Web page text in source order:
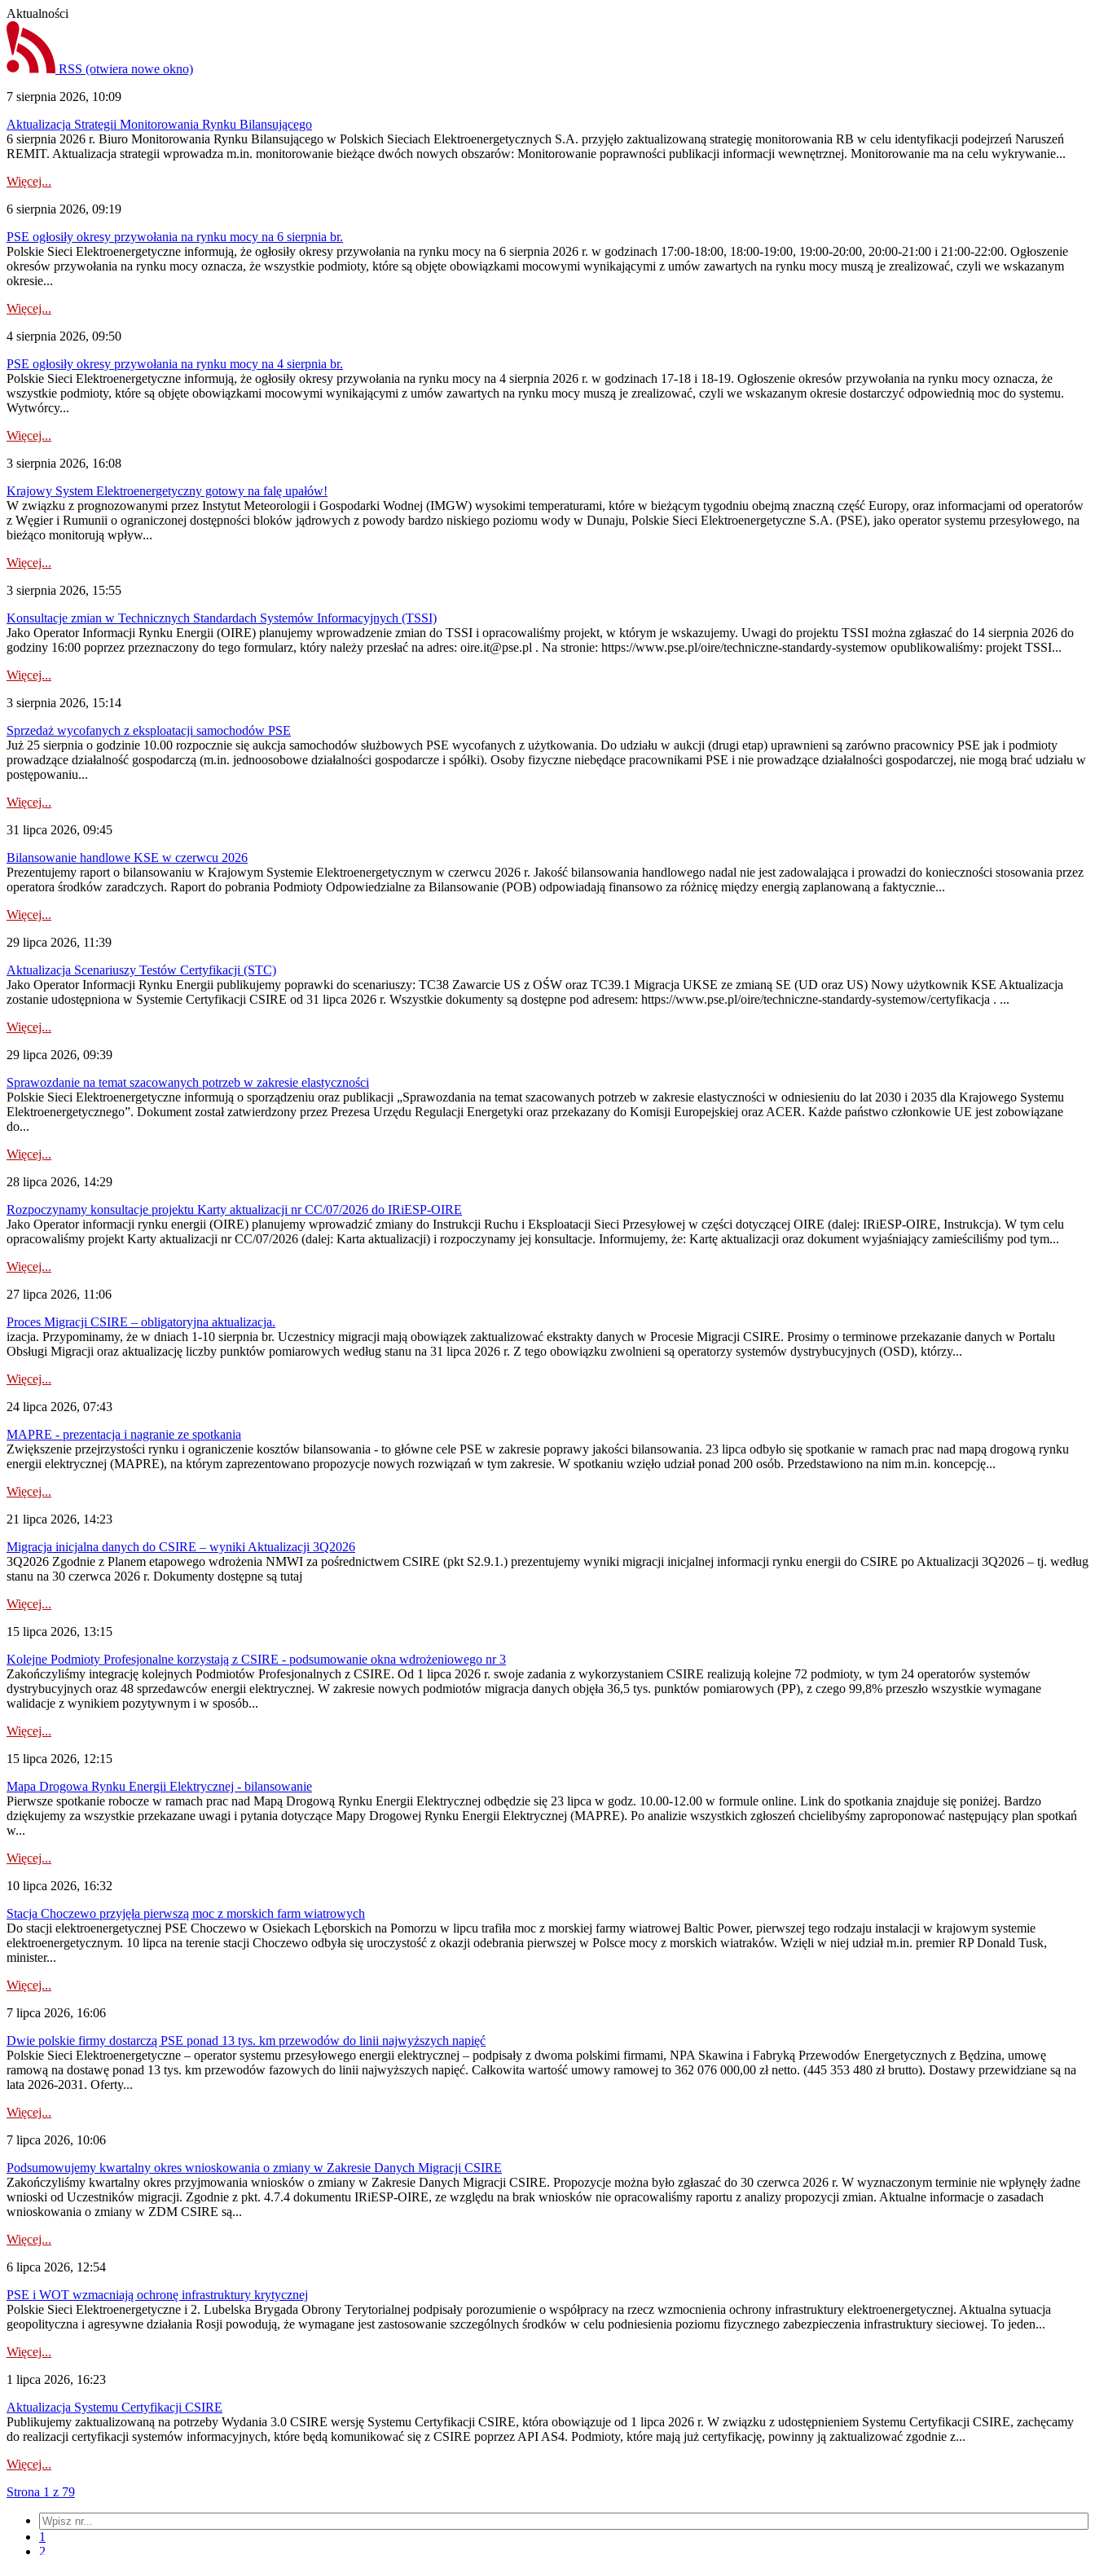
Aktualności
RSS (otwiera nowe okno)
7 sierpnia 2026, 10:09
Aktualizacja Strategii Monitorowania Rynku Bilansującego
6 sierpnia 2026 r. Biuro Monitorowania Rynku Bilansującego w Polskich Sieciach Elektroenergetycznych S.A. przyjęło zaktualizowaną strategię monitorowania RB w celu identyfikacji podejrzeń Naruszeń
REMIT. Aktualizacja strategii wprowadza m.in. monitorowanie bieżące dwóch nowych obszarów: Monitorowanie poprawności publikacji informacji wewnętrznej. Monitorowanie ma na celu wykrywanie...
Więcej...
6 sierpnia 2026, 09:19
PSE ogłosiły okresy przywołania na rynku mocy na 6 sierpnia br.
Polskie Sieci Elektroenergetyczne informują, że ogłosiły okresy przywołania na rynku mocy na 6 sierpnia 2026 r. w godzinach 17:00-18:00, 18:00-19:00, 19:00-20:00, 20:00-21:00 i 21:00-22:00. Ogłoszenie
okresów przywołania na rynku mocy oznacza, że wszystkie podmioty, które są objęte obowiązkami mocowymi wynikającymi z umów zawartych na rynku mocy muszą je zrealizować, czyli we wskazanym
okresie...
Więcej...
4 sierpnia 2026, 09:50
PSE ogłosiły okresy przywołania na rynku mocy na 4 sierpnia br.
Polskie Sieci Elektroenergetyczne informują, że ogłosiły okresy przywołania na rynku mocy na 4 sierpnia 2026 r. w godzinach 17-18 i 18-19. Ogłoszenie okresów przywołania na rynku mocy oznacza, że
wszystkie podmioty, które są objęte obowiązkami mocowymi wynikającymi z umów zawartych na rynku mocy muszą je zrealizować, czyli we wskazanym okresie dostarczyć odpowiednią moc do systemu.
Wytwórcy...
Więcej...
3 sierpnia 2026, 16:08
Krajowy System Elektroenergetyczny gotowy na falę upałów!
W związku z prognozowanymi przez Instytut Meteorologii i Gospodarki Wodnej (IMGW) wysokimi temperaturami, które w bieżącym tygodniu obejmą znaczną część Europy, oraz informacjami od operatorów
z Węgier i Rumunii o ograniczonej dostępności bloków jądrowych z powody bardzo niskiego poziomu wody w Dunaju, Polskie Sieci Elektroenergetyczne S.A. (PSE), jako operator systemu przesyłowego, na
bieżąco monitorują wpływ...
Więcej...
3 sierpnia 2026, 15:55
Konsultacje zmian w Technicznych Standardach Systemów Informacyjnych (TSSI)
Jako Operator Informacji Rynku Energii (OIRE) planujemy wprowadzenie zmian do TSSI i opracowaliśmy projekt, w którym je wskazujemy. Uwagi do projektu TSSI można zgłaszać do 14 sierpnia 2026 do
godziny 16:00 poprzez przeznaczony do tego formularz, który należy przesłać na adres: oire.it@pse.pl . Na stronie: https://www.pse.pl/oire/techniczne-standardy-systemow opublikowaliśmy: projekt TSSI...
Więcej...
3 sierpnia 2026, 15:14
Sprzedaż wycofanych z eksploatacji samochodów PSE
Już 25 sierpnia o godzinie 10.00 rozpocznie się aukcja samochodów służbowych PSE wycofanych z użytkowania. Do udziału w aukcji (drugi etap) uprawnieni są zarówno pracownicy PSE jak i podmioty
prowadzące działalność gospodarczą (m.in. jednoosobowe działalności gospodarcze i spółki). Osoby fizyczne niebędące pracownikami PSE i nie prowadzące działalności gospodarczej, nie mogą brać udziału w
postępowaniu...
Więcej...
31 lipca 2026, 09:45
Bilansowanie handlowe KSE w czerwcu 2026
Prezentujemy raport o bilansowaniu w Krajowym Systemie Elektroenergetycznym w czerwcu 2026 r. Jakość bilansowania handlowego nadal nie jest zadowalająca i prowadzi do konieczności stosowania przez
operatora środków zaradczych. Raport do pobrania Podmioty Odpowiedzialne za Bilansowanie (POB) odpowiadają finansowo za różnicę między energią zaplanowaną a faktycznie...
Więcej...
29 lipca 2026, 11:39
Aktualizacja Scenariuszy Testów Certyfikacji (STC)
Jako Operator Informacji Rynku Energii publikujemy poprawki do scenariuszy: TC38 Zawarcie US z OŚW oraz TC39.1 Migracja UKSE ze zmianą SE (UD oraz US) Nowy użytkownik KSE Aktualizacja
zostanie udostępniona w Systemie Certyfikacji CSIRE od 31 lipca 2026 r. Wszystkie dokumenty są dostępne pod adresem: https://www.pse.pl/oire/techniczne-standardy-systemow/certyfikacja . ...
Więcej...
29 lipca 2026, 09:39
Sprawozdanie na temat szacowanych potrzeb w zakresie elastyczności
Polskie Sieci Elektroenergetyczne informują o sporządzeniu oraz publikacji „Sprawozdania na temat szacowanych potrzeb w zakresie elastyczności w odniesieniu do lat 2030 i 2035 dla Krajowego Systemu
Elektroenergetycznego”. Dokument został zatwierdzony przez Prezesa Urzędu Regulacji Energetyki oraz przekazany do Komisji Europejskiej oraz ACER. Każde państwo członkowie UE jest zobowiązane
do...
Więcej...
28 lipca 2026, 14:29
Rozpoczynamy konsultacje projektu Karty aktualizacji nr CC/07/2026 do IRiESP-OIRE
Jako Operator informacji rynku energii (OIRE) planujemy wprowadzić zmiany do Instrukcji Ruchu i Eksploatacji Sieci Przesyłowej w części dotyczącej OIRE (dalej: IRiESP-OIRE, Instrukcja). W tym celu
opracowaliśmy projekt Karty aktualizacji nr CC/07/2026 (dalej: Karta aktualizacji) i rozpoczynamy jej konsultacje. Informujemy, że: Kartę aktualizacji oraz dokument wyjaśniający zamieściliśmy pod tym...
Więcej...
27 lipca 2026, 11:06
Proces Migracji CSIRE – obligatoryjna aktualizacja.
izacja. Przypominamy, że w dniach 1-10 sierpnia br. Uczestnicy migracji mają obowiązek zaktualizować ekstrakty danych w Procesie Migracji CSIRE. Prosimy o terminowe przekazanie danych w Portalu
Obsługi Migracji oraz aktualizację liczby punktów pomiarowych według stanu na 31 lipca 2026 r. Z tego obowiązku zwolnieni są operatorzy systemów dystrybucyjnych (OSD), którzy...
Więcej...
24 lipca 2026, 07:43
MAPRE - prezentacja i nagranie ze spotkania
Zwiększenie przejrzystości rynku i ograniczenie kosztów bilansowania - to główne cele PSE w zakresie poprawy jakości bilansowania. 23 lipca odbyło się spotkanie w ramach prac nad mapą drogową rynku
energii elektrycznej (MAPRE), na którym zaprezentowano propozycje nowych rozwiązań w tym zakresie. W spotkaniu wzięło udział ponad 200 osób. Przedstawiono na nim m.in. koncepcję...
Więcej...
21 lipca 2026, 14:23
Migracja inicjalna danych do CSIRE – wyniki Aktualizacji 3Q2026
3Q2026 Zgodnie z Planem etapowego wdrożenia NMWI za pośrednictwem CSIRE (pkt S2.9.1.) prezentujemy wyniki migracji inicjalnej informacji rynku energii do CSIRE po Aktualizacji 3Q2026 – tj. według
stanu na 30 czerwca 2026 r. Dokumenty dostępne są tutaj
Więcej...
15 lipca 2026, 13:15
Kolejne Podmioty Profesjonalne korzystają z CSIRE - podsumowanie okna wdrożeniowego nr 3
Zakończyliśmy integrację kolejnych Podmiotów Profesjonalnych z CSIRE. Od 1 lipca 2026 r. swoje zadania z wykorzystaniem CSIRE realizują kolejne 72 podmioty, w tym 24 operatorów systemów
dystrybucyjnych oraz 48 sprzedawców energii elektrycznej. W zakresie nowych podmiotów migracja danych objęła 36,5 tys. punktów pomiarowych (PP), z czego 99,8% przeszło wszystkie wymagane
walidacje z wynikiem pozytywnym i w sposób...
Więcej...
15 lipca 2026, 12:15
Mapa Drogowa Rynku Energii Elektrycznej - bilansowanie
Pierwsze spotkanie robocze w ramach prac nad Mapą Drogową Rynku Energii Elektrycznej odbędzie się 23 lipca w godz. 10.00-12.00 w formule online. Link do spotkania znajduje się poniżej. Bardzo
dziękujemy za wszystkie przekazane uwagi i pytania dotyczące Mapy Drogowej Rynku Energii Elektrycznej (MAPRE). Po analizie wszystkich zgłoszeń chcielibyśmy zaproponować następujący plan spotkań
w...
Więcej...
10 lipca 2026, 16:32
Stacja Choczewo przyjęła pierwszą moc z morskich farm wiatrowych
Do stacji elektroenergetycznej PSE Choczewo w Osiekach Lęborskich na Pomorzu w lipcu trafiła moc z morskiej farmy wiatrowej Baltic Power, pierwszej tego rodzaju instalacji w krajowym systemie
elektroenergetycznym. 10 lipca na terenie stacji Choczewo odbyła się uroczystość z okazji odebrania pierwszej w Polsce mocy z morskich wiatraków. Wzięli w niej udział m.in. premier RP Donald Tusk,
minister...
Więcej...
7 lipca 2026, 16:06
Dwie polskie firmy dostarczą PSE ponad 13 tys. km przewodów do linii najwyższych napięć
Polskie Sieci Elektroenergetyczne – operator systemu przesyłowego energii elektrycznej – podpisały z dwoma polskimi firmami, NPA Skawina i Fabryką Przewodów Energetycznych z Będzina, umowę
ramową na dostawę ponad 13 tys. km przewodów fazowych do linii najwyższych napięć. Całkowita wartość umowy ramowej to 362 076 000,00 zł netto. (445 353 480 zł brutto). Dostawy przewidziane są na
lata 2026-2031. Oferty...
Więcej...
7 lipca 2026, 10:06
Podsumowujemy kwartalny okres wnioskowania o zmiany w Zakresie Danych Migracji CSIRE
Zakończyliśmy kwartalny okres przyjmowania wniosków o zmiany w Zakresie Danych Migracji CSIRE. Propozycje można było zgłaszać do 30 czerwca 2026 r. W wyznaczonym terminie nie wpłynęły żadne
wnioski od Uczestników migracji. Zgodnie z pkt. 4.7.4 dokumentu IRiESP-OIRE, ze względu na brak wniosków nie opracowaliśmy raportu z analizy propozycji zmian. Aktualne informacje o zasadach
wnioskowania o zmiany w ZDM CSIRE są...
Więcej...
6 lipca 2026, 12:54
PSE i WOT wzmacniają ochronę infrastruktury krytycznej
Polskie Sieci Elektroenergetyczne i 2. Lubelska Brygada Obrony Terytorialnej podpisały porozumienie o współpracy na rzecz wzmocnienia ochrony infrastruktury elektroenergetycznej. Aktualna sytuacja
geopolityczna i agresywne działania Rosji powodują, że wymagane jest zastosowanie szczególnych środków w celu podniesienia poziomu fizycznego zabezpieczenia infrastruktury sieciowej. To jeden...
Więcej...
1 lipca 2026, 16:23
Aktualizacja Systemu Certyfikacji CSIRE
Publikujemy zaktualizowaną na potrzeby Wydania 3.0 CSIRE wersję Systemu Certyfikacji CSIRE, która obowiązuje od 1 lipca 2026 r. W związku z udostępnieniem Systemu Certyfikacji CSIRE, zachęcamy
do realizacji certyfikacji systemów informacyjnych, które będą komunikować się z CSIRE poprzez API AS4. Podmioty, które mają już certyfikację, powinny ją zaktualizować zgodnie z...
Więcej...
Strona 1 z 79
1
2